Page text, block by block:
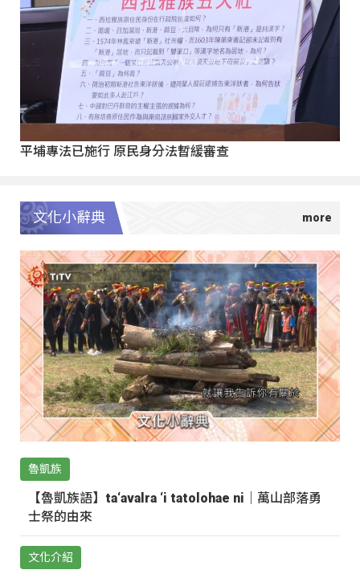
平埔專法已施行 原民身分法暫緩審查
文化小辭典
魯凱族
【魯凱族語】ta‘avalra ‘i tatolohae ni｜萬山部落勇
士祭的由來
文化介紹